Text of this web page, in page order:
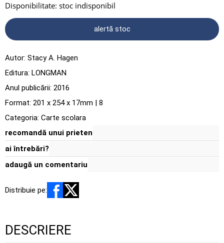
Disponibilitate: stoc indisponibil
alertă stoc
Autor: Stacy A. Hagen
Editura: LONGMAN
Anul publicării: 2016
Format: 201 x 254 x 17mm | 8
Categoria: Carte scolara
recomandă unui prieten
ai întrebări?
adaugă un comentariu
Distribuie pe:
DESCRIERE